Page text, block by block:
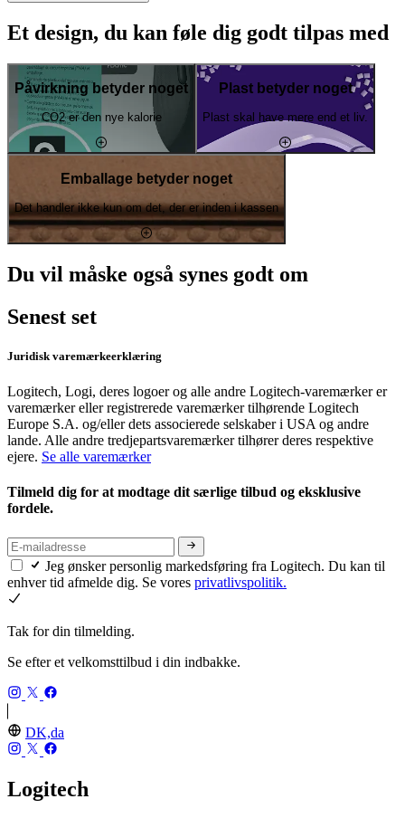
Et design, du kan føle dig godt tilpas med
Påvirkning betyder noget
CO2 er den nye kalorie
Plast betyder noget
Plast skal have mere end et liv.
Emballage betyder noget
Det handler ikke kun om det, der er inden i kassen
Du vil måske også synes godt om
Senest set
Juridisk varemærkeerklæring
Logitech, Logi, deres logoer og alle andre Logitech-varemærker er
varemærker eller registrerede varemærker tilhørende Logitech
Europe S.A. og/eller dets associerede selskaber i USA og andre
lande. Alle andre tredjepartsvaremærker tilhører deres respektive
ejere. Se alle varemærker
Tilmeld dig for at modtage dit særlige tilbud og eksklusive
fordele.
Jeg ønsker personlig markedsføring fra Logitech. Du kan til
enhver tid afmelde dig. Se vores privatlivspolitik.
Tak for din tilmelding.
Se efter et velkomsttilbud i din indbakke.
DK,da
Logitech